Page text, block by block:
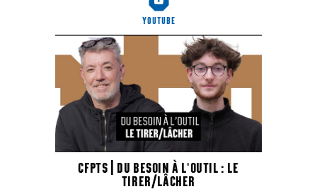
YOUTUBE
CFPTS | DU BESOIN À L'OUTIL : LE
TIRER/LÂCHER